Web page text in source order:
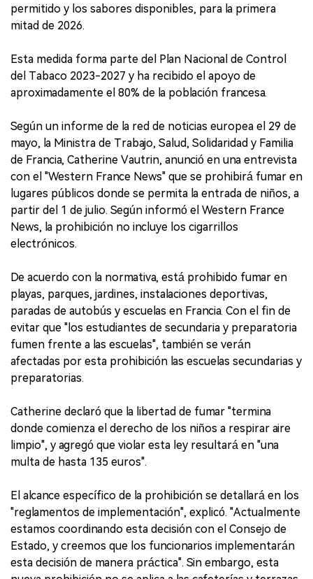
permitido y los sabores disponibles, para la primera
mitad de 2026.
Esta medida forma parte del Plan Nacional de Control
del Tabaco 2023-2027 y ha recibido el apoyo de
aproximadamente el 80% de la población francesa.
Según un informe de la red de noticias europea el 29 de
mayo, la Ministra de Trabajo, Salud, Solidaridad y Familia
de Francia, Catherine Vautrin, anunció en una entrevista
con el "Western France News" que se prohibirá fumar en
lugares públicos donde se permita la entrada de niños, a
partir del 1 de julio. Según informó el Western France
News, la prohibición no incluye los cigarrillos
electrónicos.
De acuerdo con la normativa, está prohibido fumar en
playas, parques, jardines, instalaciones deportivas,
paradas de autobús y escuelas en Francia. Con el fin de
evitar que "los estudiantes de secundaria y preparatoria
fumen frente a las escuelas", también se verán
afectadas por esta prohibición las escuelas secundarias y
preparatorias.
Catherine declaró que la libertad de fumar "termina
donde comienza el derecho de los niños a respirar aire
limpio", y agregó que violar esta ley resultará en "una
multa de hasta 135 euros".
El alcance específico de la prohibición se detallará en los
"reglamentos de implementación", explicó. "Actualmente
estamos coordinando esta decisión con el Consejo de
Estado, y creemos que los funcionarios implementarán
esta decisión de manera práctica". Sin embargo, esta